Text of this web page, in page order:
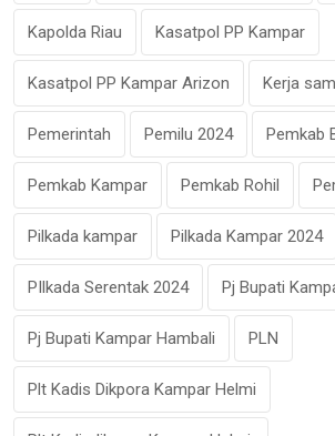
Kapolda Riau Kasatpol PP Kampar
Kasatpol PP Kampar Arizon Kerja
Pemerintah Pemilu 2024 Pemkab
Pemkab Kampar Pemkab Rohil
Pilkada kampar Pilkada Kampar 2024
PIlkada Serentak 2024 Pj Bupati
Pj Bupati Kampar Hambali PLN
Plt Kadis Dikpora Kampar Helmi